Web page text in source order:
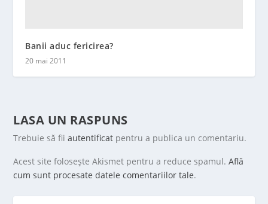
Banii aduc fericirea?
20 mai 2011
LASA UN RASPUNS
Trebuie să fiiautentificat pentru a publica un comentariu.
Acest site folosește Akismet pentru a reduce spamul.Află
cum sunt procesate datele comentariilor tale.